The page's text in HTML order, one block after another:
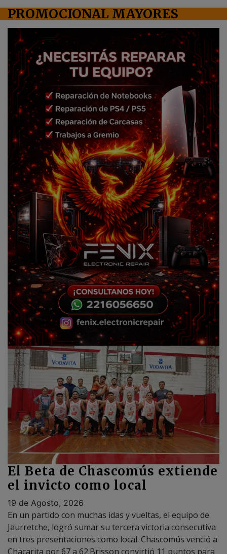
El Beta de Chascomús extiende
el invicto como local
19 de Agosto, 2026
En un partido con muchas idas y vueltas, el equipo de
Jaurretche, logró sumar su tercera victoria consecutiva
en tres presentaciones como local. Chascomús venció a
Chacarita por 67 a 62.Brisson convirtió 11 puntos para
el local, mientras que los 25 puntos de Martinez no
alcanzaron para revertir el tanteados.